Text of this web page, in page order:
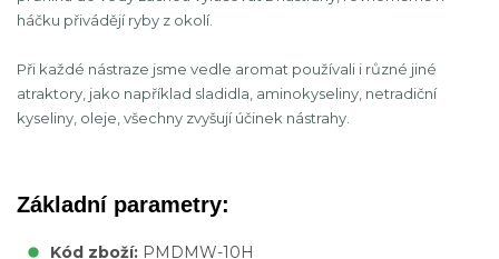
háčku přivádějí ryby z okolí.
Při každé nástraze jsme vedle aromat používali i různé jiné
atraktory, jako například sladidla, aminokyseliny, netradiční
kyseliny, oleje, všechny zvyšují účinek nástrahy.
Základní parametry:
Kód zboží: PMDMW-10H